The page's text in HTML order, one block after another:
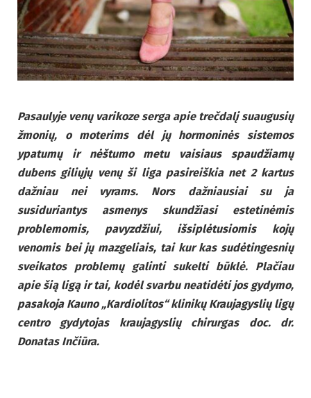
Pasaulyje venų varikoze serga apie trečdalį suaugusių
žmonių, o moterims dėl jų hormoninės sistemos
ypatumų ir nėštumo metu vaisiaus spaudžiamų
dubens giliųjų venų ši liga pasireiškia net 2 kartus
dažniau nei vyrams. Nors dažniausiai su ja
susiduriantys asmenys skundžiasi estetinėmis
problemomis, pavyzdžiui, išsiplėtusiomis kojų
venomis bei jų mazgeliais, tai kur kas sudėtingesnių
sveikatos problemų galinti sukelti būklė. Plačiau
apie šią ligą ir tai, kodėl svarbu neatidėti jos gydymo,
pasakoja Kauno „Kardiolitos“ klinikų Kraujagyslių ligų
centro gydytojas kraujagyslių chirurgas doc. dr.
Donatas Inčiūra.